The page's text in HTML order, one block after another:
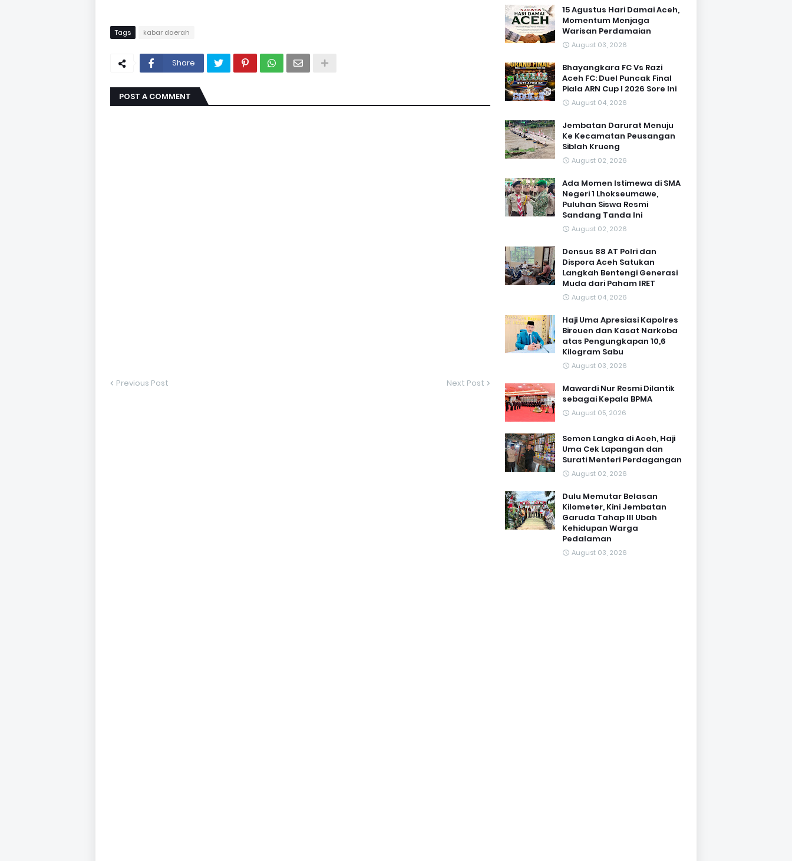
Tags kabar daerah
Share
POST A COMMENT
Previous Post Next Post
15 Agustus Hari Damai Aceh,
Momentum Menjaga
Warisan Perdamaian
August 03, 2026
Bhayangkara FC Vs Razi
Aceh FC: Duel Puncak Final
Piala ARN Cup I 2026 Sore Ini
August 04, 2026
Jembatan Darurat Menuju
Ke Kecamatan Peusangan
Siblah Krueng
August 02, 2026
Ada Momen Istimewa di SMA
Negeri 1 Lhokseumawe,
Puluhan Siswa Resmi
Sandang Tanda Ini
August 02, 2026
Densus 88 AT Polri dan
Dispora Aceh Satukan
Langkah Bentengi Generasi
Muda dari Paham IRET
August 04, 2026
Haji Uma Apresiasi Kapolres
Bireuen dan Kasat Narkoba
atas Pengungkapan 10,6
Kilogram Sabu
August 03, 2026
Mawardi Nur Resmi Dilantik
sebagai Kepala BPMA
August 05, 2026
Semen Langka di Aceh, Haji
Uma Cek Lapangan dan
Surati Menteri Perdagangan
August 02, 2026
Dulu Memutar Belasan
Kilometer, Kini Jembatan
Garuda Tahap III Ubah
Kehidupan Warga
Pedalaman ‎
August 03, 2026